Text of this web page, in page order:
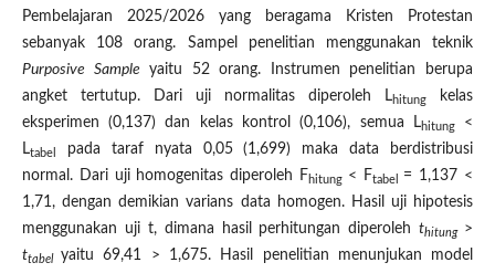
Pembelajaran 2025/2026 yang beragama Kristen Protestan
sebanyak 108 orang. Sampel penelitian menggunakan teknik
Purposive Sample yaitu 52 orang. Instrumen penelitian berupa
angket tertutup. Dari uji normalitas diperoleh Lhitung
kelas
eksperimen (0,137) dan kelas kontrol (0,106), semua Lhitung<
Ltabel
pada taraf nyata 0,05 (1,699) maka data berdistribusi
normal. Dari uji homogenitas diperoleh F hitung < Ftabel = 1,137 <
1,71, dengan demikian varians data homogen. Hasil uji hipotesis
menggunakan uji t, dimana hasil perhitungan diperolehthitung >
ttabel yaitu 69,41 > 1,675. Hasil penelitian menunjukan model